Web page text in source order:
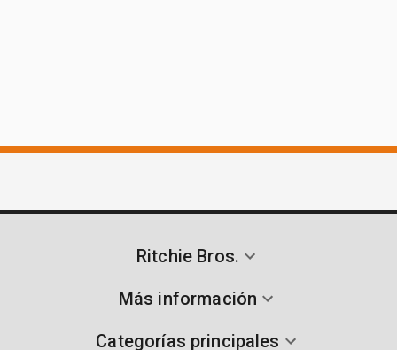
Ritchie Bros.
Más información
Categorías principales